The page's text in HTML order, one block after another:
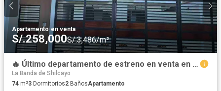
Apartamento·en venta
S/.258,000S/.3,486/m²
🔥 Último departamento de estreno en venta en Tarapoto | Entrega inmediata | S/258,000
La Banda de Shilcayo
74 m²3 Dormitorios2 BañosApartamento